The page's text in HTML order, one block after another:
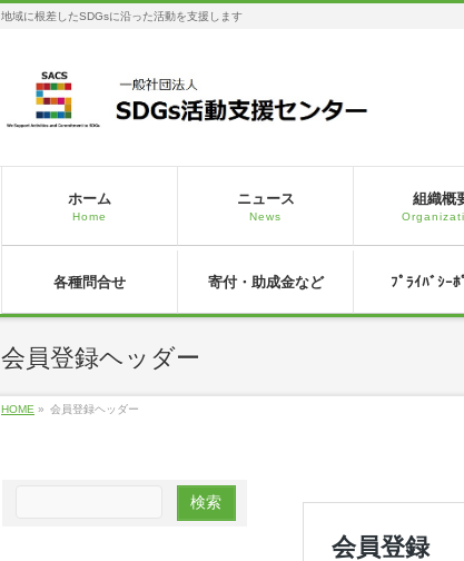
地域に根差したSDGsに沿った活動を支援します
ホーム
Home
ニュース
News
組織概
各種問合せ 寄付・助成金など ﾌﾟﾗｲﾊﾞｼｰﾎ
会員登録ヘッダー
HOME » 会員登録ヘッダー